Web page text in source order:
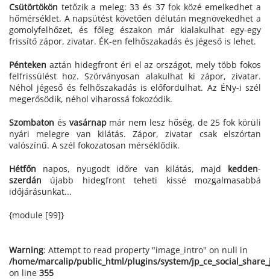
Csütörtökön tetőzik a meleg: 33 és 37 fok közé emelkedhet a
hőmérséklet. A napsütést követően délután megnövekedhet a
gomolyfelhőzet, és főleg északon már kialakulhat egy-egy
frissítő zápor, zivatar. ÉK-en felhőszakadás és jégeső is lehet.
Pénteken aztán hidegfront éri el az országot, mely több fokos
felfrissülést hoz. Szórványosan alakulhat ki zápor, zivatar.
Néhol jégeső és felhőszakadás is előfordulhat. Az ÉNy-i szél
megerősödik, néhol viharossá fokozódik.
Szombaton és vasárnap már nem lesz hőség, de 25 fok körüli
nyári melegre van kilátás. Zápor, zivatar csak elszórtan
valószínű. A szél fokozatosan mérséklődik.
Hétfőn napos, nyugodt időre van kilátás, majd kedden-
szerdán újabb hidegfront teheti kissé mozgalmasabbá
időjárásunkat...
{module [99]}
Warning: Attempt to read property "image_intro" on null in
/home/marcalip/public_html/plugins/system/
on line 355